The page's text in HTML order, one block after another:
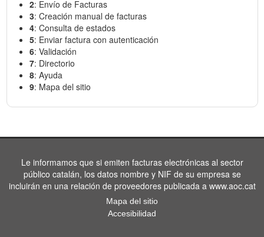
2: Envío de Facturas
3: Creación manual de facturas
4: Consulta de estados
5: Enviar factura con autenticación
6: Validación
7: Directorio
8: Ayuda
9: Mapa del sitio
Le informamos que si emiten facturas electrónicas al sector
público catalán, los datos nombre y NIF de su empresa se
incluirán en una relación de proveedores publicada a www.aoc.cat
Mapa del sitio
Accesibilidad